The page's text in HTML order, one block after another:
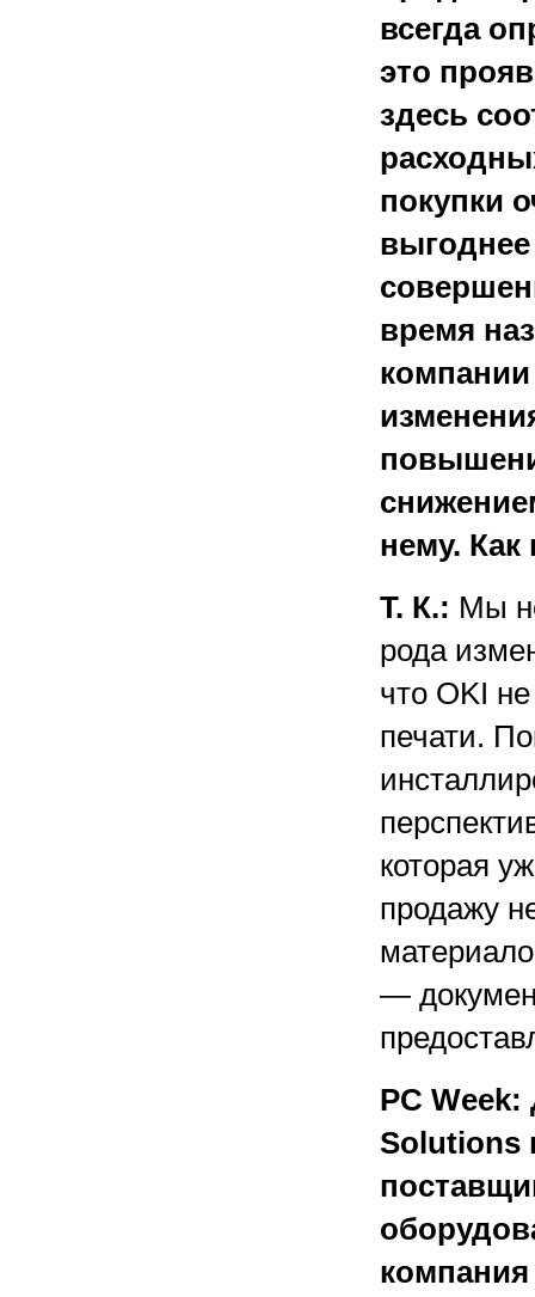
всегда
это
здесь
покупки
время
нему.
Т. К.: Мы
рода
что OKI
печати.
которая
продажу
—
PC
Solutions